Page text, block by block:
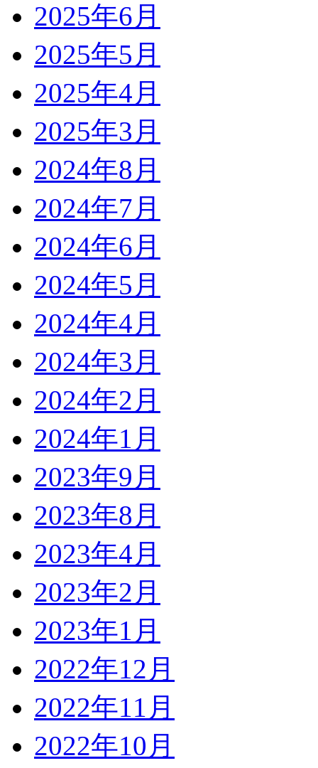
2025年6月
2025年5月
2025年4月
2025年3月
2024年8月
2024年7月
2024年6月
2024年5月
2024年4月
2024年3月
2024年2月
2024年1月
2023年9月
2023年8月
2023年4月
2023年2月
2023年1月
2022年12月
2022年11月
2022年10月